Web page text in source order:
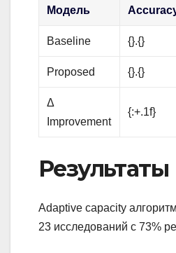
Модель
Baseline {}.{}
Proposed {}.{}
Δ
Improvement
{:+.1f}
Результаты
Adaptive capacity
23 исследований с 73%